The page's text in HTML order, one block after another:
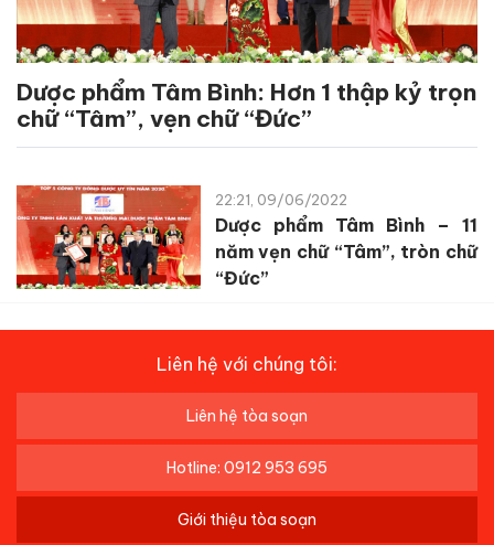
Dược phẩm Tâm Bình: Hơn 1 thập kỷ trọn
chữ “Tâm”, vẹn chữ “Đức”
22:21, 09/06/2022
Dược phẩm Tâm Bình – 11
năm vẹn chữ “Tâm”, tròn chữ
“Đức”
Liên hệ với chúng tôi:
Liên hệ tòa soạn
Hotline: 0912 953 695
Giới thiệu tòa soạn